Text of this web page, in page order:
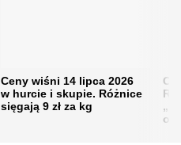
Ceny wiśni 14 lipca 2026
w hurcie i skupie. Różnice
sięgają 9 zł za kg